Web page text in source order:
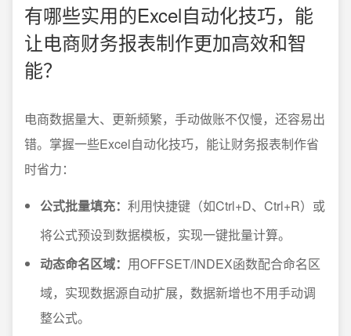
有哪些实用的Excel自动化技巧，能
让电商财务报表制作更加高效和智
能？
电商数据量大、更新频繁，手动做账不仅慢，还容易出
错。掌握一些Excel自动化技巧，能让财务报表制作省
时省力：
公式批量填充： 利用快捷键（如Ctrl+D、Ctrl+R）或
将公式预设到数据模板，实现一键批量计算。
动态命名区域： 用OFFSET/INDEX函数配合命名区
域，实现数据源自动扩展，数据新增也不用手动调
整公式。